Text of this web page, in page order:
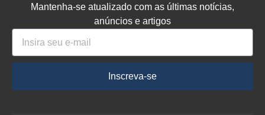
Mantenha-se atualizado com as últimas notícias,
anúncios e artigos
Inscreva-se